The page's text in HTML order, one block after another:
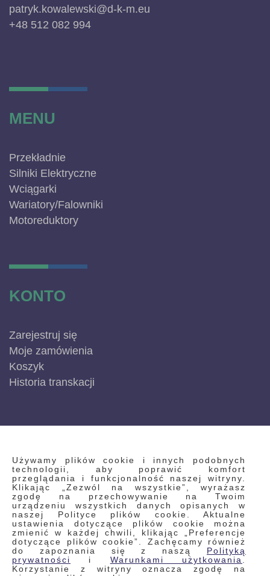
Używamy plików cookie i innych podobnych
technologii, aby poprawić komfort
przeglądania i funkcjonalność naszej witryny.
Klikając „Zezwól na wszystkie”, wyrażasz
zgodę na przechowywanie na Twoim
urządzeniu wszystkich danych opisanych w
naszej Polityce plików cookie. Aktualne
ustawienia dotyczące plików cookie można
zmienić w każdej chwili, klikając „Preferencje
dotyczące plików cookie”. Zachęcamy również
do zapoznania się z naszą Polityką
prywatności
i Warunkami użytkowania
Korzystanie z witryny oznacza zgodę na
patryk.kowalewski@d-k-m.eu
+48 512 082 994
MENU
Przekładnie
Silniki Elektryczne
Wciągarki
Wariatory/Falowniki
Motoreduktory
KONTO
Zarejestruj się
Moje zamówienia
Koszyk
Historia transkacji
INFORMACJE
Regulamin
Polityka prywatności i pliki cookie
Wyszukiwane frazy
Wyszukiwanie zaawansowane
Zamówienia